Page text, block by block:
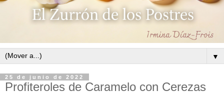
▼
25 de junio de 2022
Profiteroles de Caramelo con Cerezas